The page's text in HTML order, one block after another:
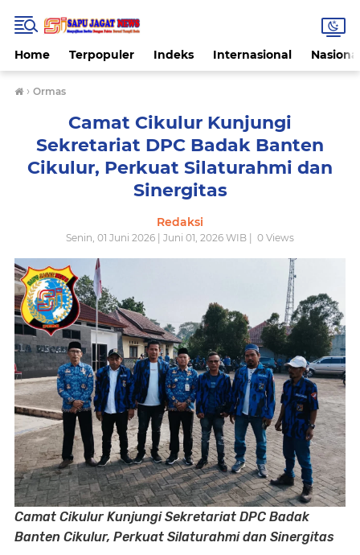
Home Terpopuler Indeks Internasional
› Ormas
Camat Cikulur Kunjungi
Sekretariat DPC Badak Banten
Cikulur, Perkuat Silaturahmi dan
Sinergitas
Redaksi
Senin, 01 Juni 2026 | Juni 01, 2026 WIB | 0 Views
Camat Cikulur Kunjungi Sekretariat DPC Badak
Banten Cikulur, Perkuat Silaturahmi dan Sinergitas